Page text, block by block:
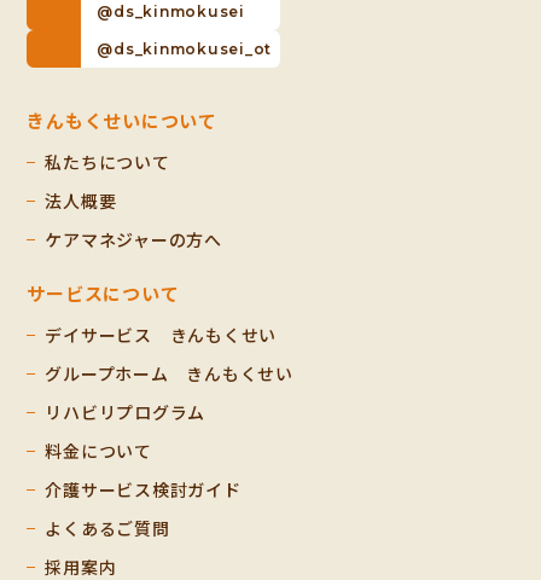
@ds_kinmokusei
@ds_kinmokusei_ot
きんもくせいについて
私たちについて
法人概要
ケアマネジャーの方へ
サービスについて
デイサービス きんもくせい
グループホーム きんもくせい
リハビリプログラム
料金について
介護サービス検討ガイド
よくあるご質問
採用案内